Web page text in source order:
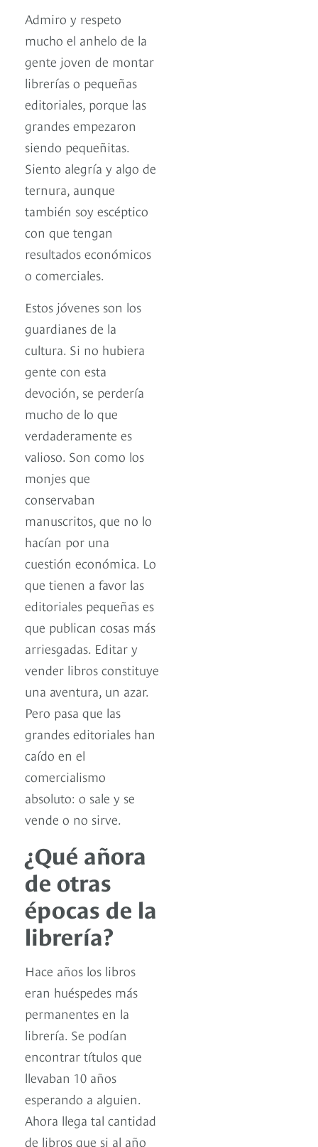
Admiro y respeto
mucho el anhelo de la
gente joven de montar
librerías o pequeñas
editoriales, porque las
grandes empezaron
siendo pequeñitas.
Siento alegría y algo de
ternura, aunque
también soy escéptico
con que tengan
resultados económicos
o comerciales.
Estos jóvenes son los
guardianes de la
cultura. Si no hubiera
gente con esta
devoción, se perdería
mucho de lo que
verdaderamente es
valioso. Son como los
monjes que
conservaban
manuscritos, que no lo
hacían por una
cuestión económica. Lo
que tienen a favor las
editoriales pequeñas es
que publican cosas más
arriesgadas. Editar y
vender libros constituye
una aventura, un azar.
Pero pasa que las
grandes editoriales han
caído en el
comercialismo
absoluto: o sale y se
vende o no sirve.
¿Qué añora
de otras
épocas de la
librería?
Hace años los libros
eran huéspedes más
permanentes en la
librería. Se podían
encontrar títulos que
llevaban 10 años
esperando a alguien.
Ahora llega tal cantidad
de libros que si al año